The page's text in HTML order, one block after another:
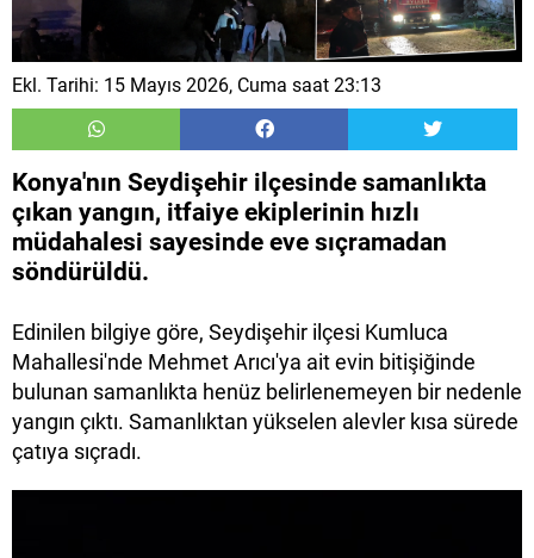
Ekl. Tarihi: 15 Mayıs 2026, Cuma saat 23:13
Konya'nın Seydişehir ilçesinde samanlıkta
çıkan yangın, itfaiye ekiplerinin hızlı
müdahalesi sayesinde eve sıçramadan
söndürüldü.
Edinilen bilgiye göre, Seydişehir ilçesi Kumluca
Mahallesi'nde Mehmet Arıcı'ya ait evin bitişiğinde
bulunan samanlıkta henüz belirlenemeyen bir nedenle
yangın çıktı. Samanlıktan yükselen alevler kısa sürede
çatıya sıçradı.